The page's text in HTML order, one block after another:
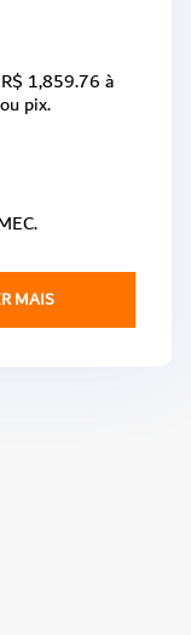
1,859.76 à
pix.
MAIS